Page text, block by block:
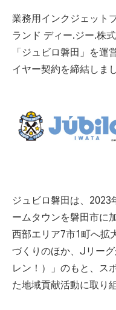
業務用インクジェット
ランド ディー.ジー.株
「ジュビロ磐田」を運
イヤー契約を締結しま
ジュビロ磐田は、
ームタウンを磐田市に
西部エリア7市1町へ拡
づくりのほか、Jリー
レン！）」のもと、ス
た地域貢献活動に取り